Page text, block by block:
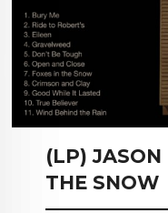
(LP) JASON
THE SNOW